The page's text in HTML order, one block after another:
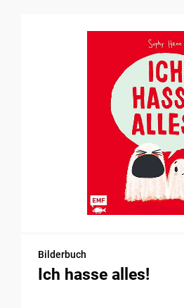
Bilderbuch
Ich hasse alles!